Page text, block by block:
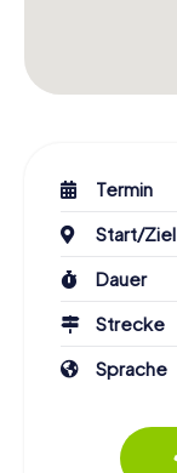
Termin
Start/Ziel
Dauer
Strecke
Sprache